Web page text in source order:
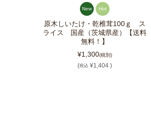
New Hot
原木しいたけ・乾椎茸100ｇ ス
ライス 国産（茨城県産）【送料
無料！】
¥1,300(税別)
(税込 ¥1,404 )